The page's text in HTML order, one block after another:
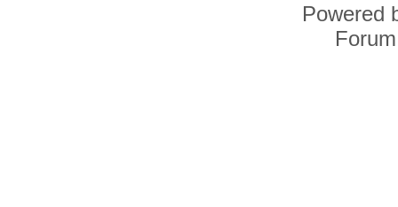
Powered